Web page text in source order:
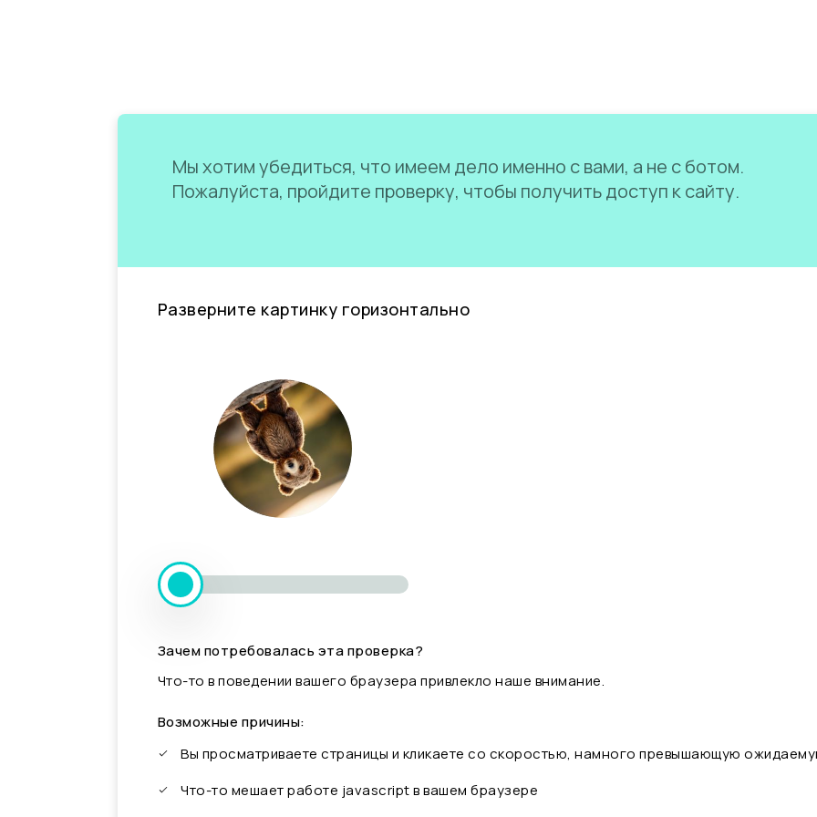
Мы хотим убедиться, что имеем дело именно с вами, а не с ботом.
Пожалуйста, пройдите проверку, чтобы получить доступ к сайту.
Разверните картинку горизонтально
Зачем потребовалась эта проверка?
Что-то в поведении вашего браузера привлекло наше внимание.
Возможные причины:
Вы просматриваете страницы и кликаете со скоростью, намного превышающую
Что-то мешает работе javascript в вашем браузере